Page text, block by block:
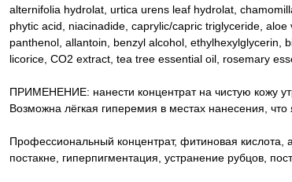
alternifolia hydrolat, urtica urens leaf hydrolat,
phytic acid, niacinadide, caprylic/capric triglyceride, aloe
panthenol, allantoin, benzyl alcohol, ethylhexylglycerin,
licorice, CO2 extract, tea tree essential oil, rosemary
ПРИМЕНЕНИЕ: нанести концентрат на чистую кожу
Возможна лёгкая гиперемия в местах нанесения, что
Профессиональный концентрат, фитиновая кислота,
постакне, гиперпигментация, устранение рубцов,